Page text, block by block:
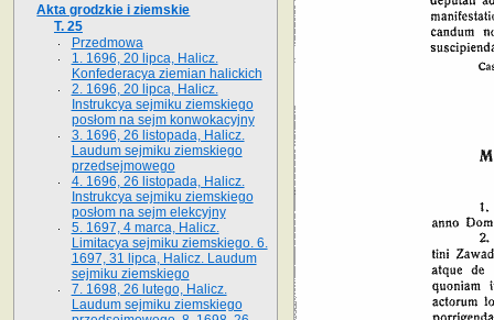
Akta grodzkie i ziemskie
T. 25
Przedmowa
1. 1696, 20 lipca, Halicz.
Konfederacya ziemian halickich
2. 1696, 20 lipca, Halicz.
Instrukcya sejmiku ziemskiego
posłom na sejm konwokacyjny
3. 1696, 26 listopada, Halicz.
Laudum sejmiku ziemskiego
przedsejmowego
4. 1696, 26 listopada, Halicz.
Instrukcya sejmiku ziemskiego
posłom na sejm elekcyjny
5. 1697, 4 marca, Halicz.
Limitacya sejmiku ziemskiego. 6.
1697, 31 lipca, Halicz. Laudum
sejmiku ziemskiego
7. 1698, 26 lutego, Halicz.
Laudum sejmiku ziemskiego